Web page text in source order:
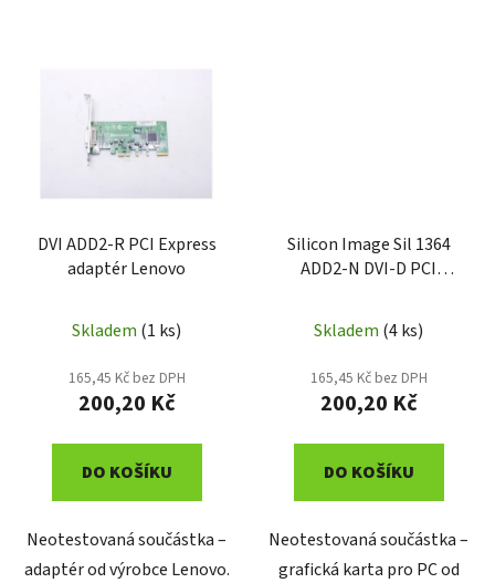
DVI ADD2-R PCI Express
adaptér Lenovo
Skladem (1 ks)
165,45 Kč bez DPH
200,20 Kč
DO KOŠÍKU
Neotestovaná součástka –
adaptér od výrobce Lenovo.
Silicon Image Sil 1364
ADD2-N DVI-D PCI
Skladem (4 ks)
165,45 Kč bez DPH
200,20 Kč
DO KOŠÍKU
Neotestovaná součástka –
grafická karta pro PC od